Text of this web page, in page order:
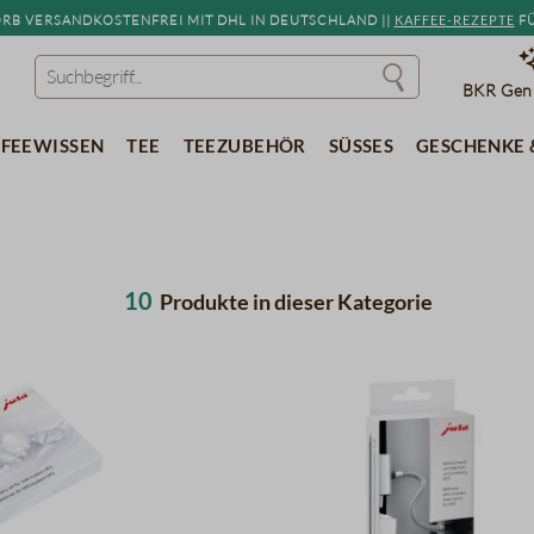
versandkostenfrei mit DHL in Deutschland || Kaffee-Rezepte
BKR
Tee Teezubehör Süßes Geschenke
10 Produkte in dieser Kategorie